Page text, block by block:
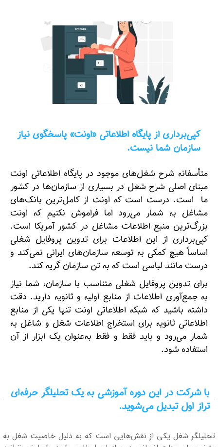
کپی‌برداری از پایگاه اطلاعاتی «اونت» پاسخگوی نیاز
سازمان شما نیست.
متأسفانه شرح شغل‌های موجود در پایگاه اطلاعاتی اونت
مبنای اصلی شرح شغل در بسیاری از سازمان‌ها در کشور
ما است. درست است که اونت از کامل‌ترین بانک‌های
مشاغل به شمار می‌رود اما فراموش نکنیم که اونت
بزرگ‌ترین منبع اطلاعات مشاغل در کشور آمریکا است.
کپی‌برداری از این اطلاعات برای تدوین پروفایل شغلی
اساساً هیچ کمکی به توسعه سازمان‌های ایرانی نمی‌کند و
درست مانند لباسی است که به تن سازمان گریه کند.
برای تدوین پروفایل شغلی متناسب با سازمان، شما نیاز
به جمع‌آوری اطلاعات از منابع اولیه و ثانویه دارید. دقت
داشته باشید که شبکه اطلاعاتی اونت تنها یکی از منابع
اطلاعاتی ثانویه برای استخراج اطلاعات شغل و شاغل به
شمار می‌رود و باید فقط و فقط به‌عنوان یک ابزار از آن
استفاده شود.
با شرکت در این دوره آموزشی به یک تحلیلگر حرفه‌ای
تراز اول تبدیل می‌شوید.
تحلیلگر شغل یکی از نقش‌هایی است که به دلیل خاصیت شغل به